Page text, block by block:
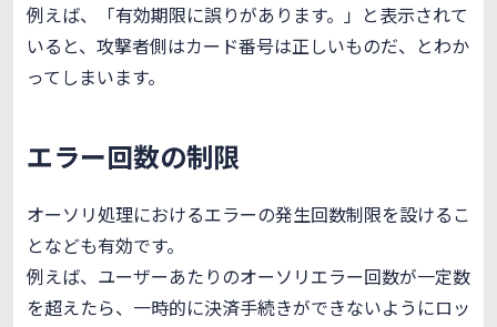
例えば、「有効期限に誤りがあります。」と表示されて
いると、攻撃者側はカード番号は正しいものだ、とわか
ってしまいます。
エラー回数の制限
オーソリ処理におけるエラーの発生回数制限を設けるこ
となども有効です。
例えば、ユーザーあたりのオーソリエラー回数が一定数
を超えたら、一時的に決済手続きができないようにロッ